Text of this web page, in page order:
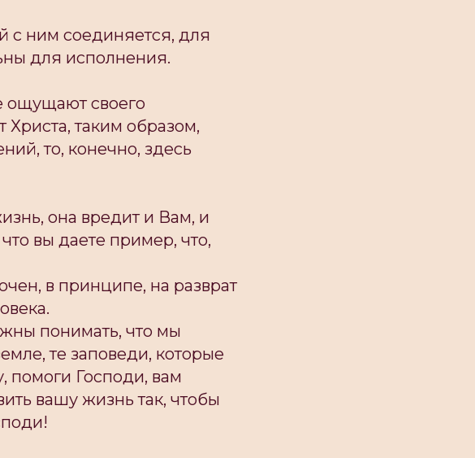
с ним соединяется, для
для исполнения.
ощущают своего
Христа, таким образом,
то, конечно, здесь
она вредит и Вам, и
вы даете пример, что,
в принципе, на разврат
понимать, что мы
те заповеди, которые
помоги Господи, вам
вашу жизнь так, чтобы